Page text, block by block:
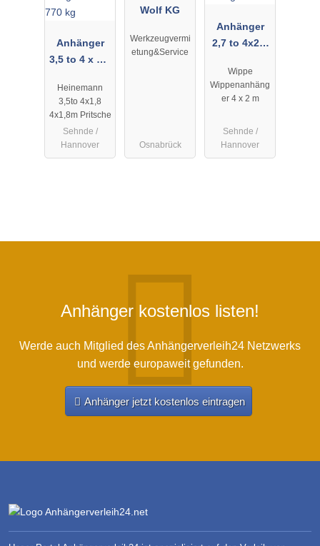
Anhänger
3,5 to 4 x 1,8
Leergewicht
770 kg
Heinemann
3,5to 4x1,8
4x1,8m Pritsche
Sehnde /
Hannover
Wolf KG
Werkzeugvermi
etung&Service
Osnabrück
Anhänger
2,7 to 4x2m
Leergewicht
700 kg
Wippe
Wippenanhäng
er 4 x 2 m
Sehnde /
Hannover
Anhänger kostenlos listen!
Werde auch Mitglied des Anhängerverleih24 Netzwerks
und werde europaweit gefunden.
Anhänger jetzt kostenlos eintragen